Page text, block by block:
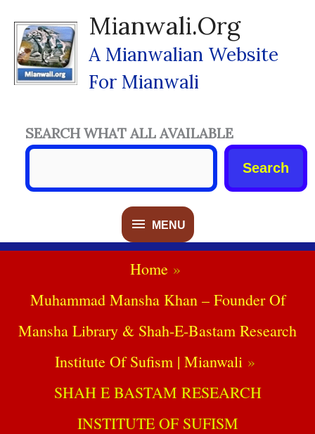
Content
Mianwali.org
A Mianwalian Website
For Mianwali
MENU
MENU
SEARCH WHAT ALL AVAILABLE
Search
Home
Muhammad Mansha Khan – Founder Of
Mansha Library & Shah-E-Bastam Research
Institute Of Sufism | Mianwali
SHAH E BASTAM RESEARCH
INSTITUTE OF SUFISM